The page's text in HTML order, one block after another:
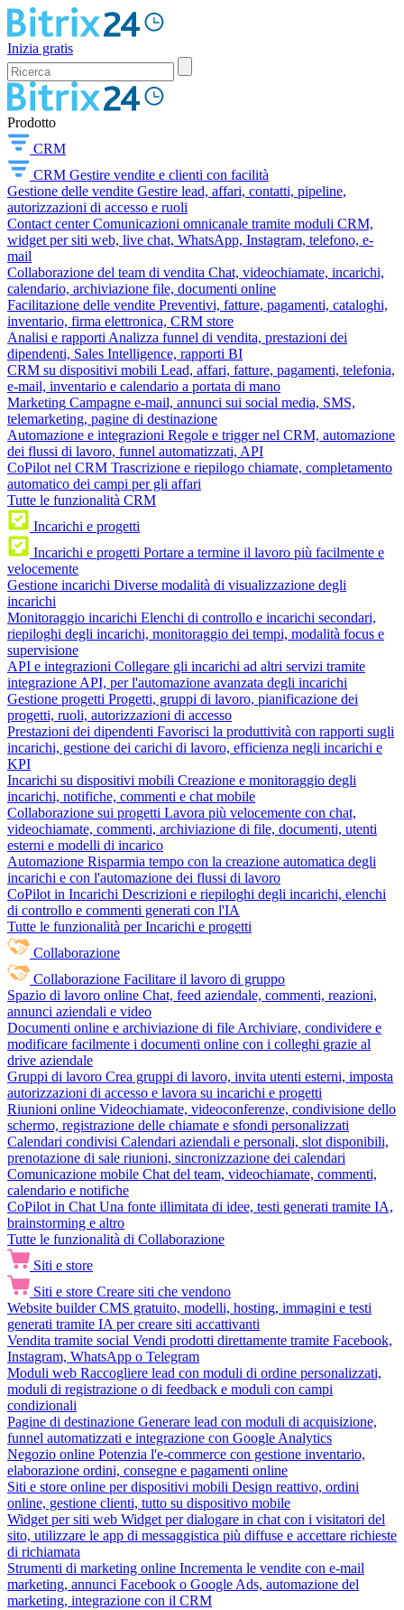
Inizia gratis
Prodotto
CRM
CRM Gestire vendite e clienti con facilità
Gestione delle vendite Gestire lead, affari, contatti, pipeline,
autorizzazioni di accesso e ruoli
Contact center Comunicazioni omnicanale tramite moduli CRM,
widget per siti web, live chat, WhatsApp, Instagram, telefono, e-
mail
Collaborazione del team di vendita Chat, videochiamate, incarichi,
calendario, archiviazione file, documenti online
Facilitazione delle vendite Preventivi, fatture, pagamenti, cataloghi,
inventario, firma elettronica, CRM store
Analisi e rapporti Analizza funnel di vendita, prestazioni dei
dipendenti, Sales Intelligence, rapporti BI
CRM su dispositivi mobili Lead, affari, fatture, pagamenti, telefonia,
e-mail, inventario e calendario a portata di mano
Marketing Campagne e-mail, annunci sui social media, SMS,
telemarketing, pagine di destinazione
Automazione e integrazioni Regole e trigger nel CRM, automazione
dei flussi di lavoro, funnel automatizzati, API
CoPilot nel CRM Trascrizione e riepilogo chiamate, completamento
automatico dei campi per gli affari
Tutte le funzionalità CRM
Incarichi e progetti
Incarichi e progetti Portare a termine il lavoro più facilmente e
velocemente
Gestione incarichi Diverse modalità di visualizzazione degli
incarichi
Monitoraggio incarichi Elenchi di controllo e incarichi secondari,
riepiloghi degli incarichi, monitoraggio dei tempi, modalità focus e
supervisione
API e integrazioni Collegare gli incarichi ad altri servizi tramite
integrazione API, per l'automazione avanzata degli incarichi
Gestione progetti Progetti, gruppi di lavoro, pianificazione dei
progetti, ruoli, autorizzazioni di accesso
Prestazioni dei dipendenti Favorisci la produttività con rapporti sugli
incarichi, gestione dei carichi di lavoro, efficienza negli incarichi e
KPI
Incarichi su dispositivi mobili Creazione e monitoraggio degli
incarichi, notifiche, commenti e chat mobile
Collaborazione sui progetti Lavora più velocemente con chat,
videochiamate, commenti, archiviazione di file, documenti, utenti
esterni e modelli di incarico
Automazione Risparmia tempo con la creazione automatica degli
incarichi e con l'automazione dei flussi di lavoro
CoPilot in Incarichi Descrizioni e riepiloghi degli incarichi, elenchi
di controllo e commenti generati con l'IA
Tutte le funzionalità per Incarichi e progetti
Collaborazione
Collaborazione Facilitare il lavoro di gruppo
Spazio di lavoro online Chat, feed aziendale, commenti, reazioni,
annunci aziendali e video
Documenti online e archiviazione di file Archiviare, condividere e
modificare facilmente i documenti online con i colleghi grazie al
drive aziendale
Gruppi di lavoro Crea gruppi di lavoro, invita utenti esterni, imposta
autorizzazioni di accesso e lavora su incarichi e progetti
Riunioni online Videochiamate, videoconferenze, condivisione dello
schermo, registrazione delle chiamate e sfondi personalizzati
Calendari condivisi Calendari aziendali e personali, slot disponibili,
prenotazione di sale riunioni, sincronizzazione dei calendari
Comunicazione mobile Chat del team, videochiamate, commenti,
calendario e notifiche
CoPilot in Chat Una fonte illimitata di idee, testi generati tramite IA,
brainstorming e altro
Tutte le funzionalità di Collaborazione
Siti e store
Siti e store Creare siti che vendono
Website builder CMS gratuito, modelli, hosting, immagini e testi
generati tramite IA per creare siti accattivanti
Vendita tramite social Vendi prodotti direttamente tramite Facebook,
Instagram, WhatsApp o Telegram
Moduli web Raccogliere lead con moduli di ordine personalizzati,
moduli di registrazione o di feedback e moduli con campi
condizionali
Pagine di destinazione Generare lead con moduli di acquisizione,
funnel automatizzati e integrazione con Google Analytics
Negozio online Potenzia l'e-commerce con gestione inventario,
elaborazione ordini, consegne e pagamenti online
Siti e store online per dispositivi mobili Design reattivo, ordini
online, gestione clienti, tutto su dispositivo mobile
Widget per siti web Widget per dialogare in chat con i visitatori del
sito, utilizzare le app di messaggistica più diffuse e accettare richieste
di richiamata
Strumenti di marketing online Incrementa le vendite con e-mail
marketing, annunci Facebook o Google Ads, automazione del
marketing, integrazione con il CRM